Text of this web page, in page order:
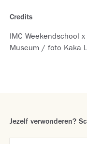
Credits
IMC Weekendschool
Museum / foto Kaka
Jezelf verwonderen?